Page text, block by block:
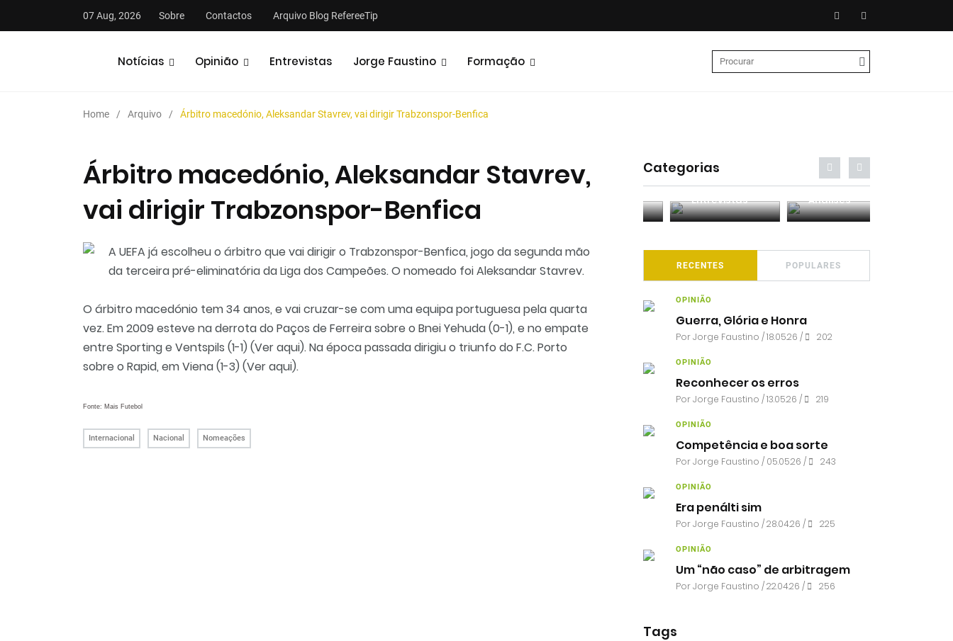
07 Aug, 2026 Sobre Contactos Arquivo Blog RefereeTip
Notícias Opinião Entrevistas Jorge Faustino Formação
Home Arquivo Árbitro macedónio, Aleksandar Stavrev, vai dirigir Trabzonspor-Benfica
Árbitro macedónio, Aleksandar Stavrev,
vai dirigir Trabzonspor-Benfica
A UEFA já escolheu o árbitro que vai dirigir o Trabzonspor-Benfica, jogo da segunda mão
da terceira pré-eliminatória da Liga dos Campeões. O nomeado foi Aleksandar Stavrev.
O árbitro macedónio tem 34 anos, e vai cruzar-se com uma equipa portuguesa pela quarta
vez. Em 2009 esteve na derrota do Paços de Ferreira sobre o Bnei Yehuda (0-1), e no empate
entre Sporting e Ventspils (1-1) (Ver aqui). Na época passada dirigiu o triunfo do F.C. Porto
sobre o Rapid, em Viena (1-3) (Ver aqui).
Fonte: Mais Futebol
Internacional Nacional Nomeações
Categorias
Análises Podcasts Notícias Entrevistas Análises
RECENTES POPULARES
OPINIÃO
Guerra, Glória e Honra
PorJorge Faustino / 18.05.26 / 202
OPINIÃO
Reconhecer os erros
PorJorge Faustino / 13.05.26 / 219
OPINIÃO
Competência e boa sorte
PorJorge Faustino / 05.05.26 / 243
OPINIÃO
Era penálti sim
PorJorge Faustino / 28.04.26 / 225
OPINIÃO
Um “não caso” de arbitragem
PorJorge Faustino / 22.04.26 / 256
Tags